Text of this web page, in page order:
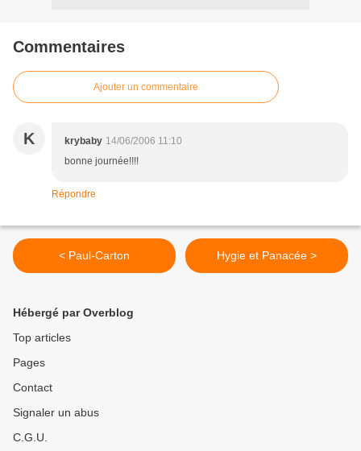
Commentaires
Ajouter un commentaire
K krybaby 14/06/2006 11:10
bonne journée!!!!
Répondre
< Paul-Carton Hygie et Panacée >
Hébergé par Overblog
Top articles
Pages
Contact
Signaler un abus
C.G.U.